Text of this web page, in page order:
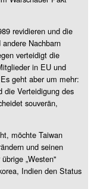
revidieren und die
Nachbarn
verteidigt die
in EU und
geht aber um mehr:
die Verteidigung des
souverän,
möchte Taiwan
und seinen
„Westen"
Indien den Status